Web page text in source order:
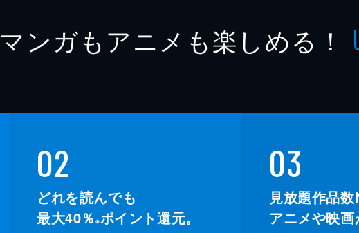
マンガもアニメも楽しめる！
02
どれを読んでも
最大40％ ※ポイント還元。
03
見放題作品数
アニメや映画